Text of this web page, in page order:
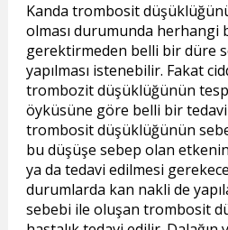
Kanda trombosit
olması durumunda herhangi
gerektirmeden belli bir düre
yapılması istenebilir. Fakat
trombozit düşüklüğünün
öyküsüne göre belli bir
trombosit düşüklüğünün
bu düşüşe sebep olan
ya da tedavi edilmesi
durumlarda kan nakli de
sebebi ile oluşan trombosit